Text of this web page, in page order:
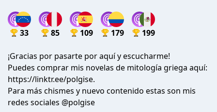
33 85 109 179 199
¡Gracias por pasarte por aquí y escucharme!
Puedes comprar mis novelas de mitología griega aquí:
https://linktr.ee/polgise.
Para más chismes y nuevo contenido estas son mis
redes sociales @polgise